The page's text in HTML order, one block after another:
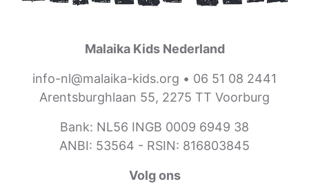
Malaika Kids Nederland
info-nl@malaika-kids.org • 06 51 08 2441
Arentsburghlaan 55, 2275 TT Voorburg
Bank: NL56 INGB 0009 6949 38
ANBI: 53564 - RSIN: 816803845
Volg ons